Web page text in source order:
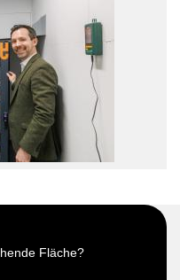
Fläche?